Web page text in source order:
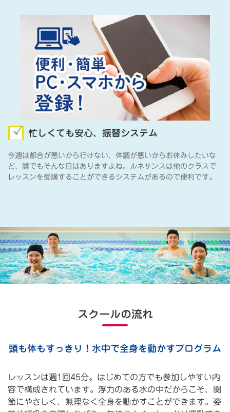
忙しくても安心、振替システム
今週は都合が悪いから行けない、体調が悪いからお休みしたいな
ど、誰でもそんな日はありますよね。ルネサンスは他のクラスで
レッスンを受講することができるシステムがあるので便利です。
スクールの流れ
頭も体もすっきり！水中で全身を動かすプログラム
レッスンは週1回45分。はじめての方でも参加しやすい内
容で構成されています。浮力のある水の中だからこそ、関
節にやさしく、無理なく全身を動かすことができます。姿